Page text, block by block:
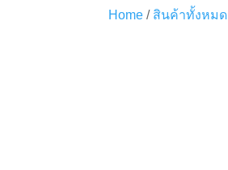
Home / สินค้าทั้งหมด